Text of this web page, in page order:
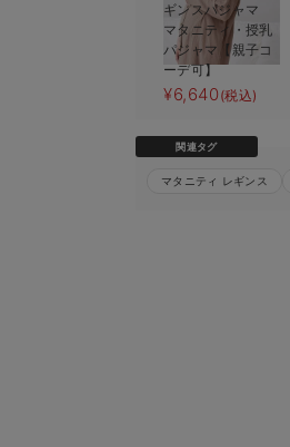
ギンスパジャマ
マタニティ・授乳
パジャマ【親子コ
ーデ可】
¥6,640 (税込)
関連タグ
マタニティ レギンス